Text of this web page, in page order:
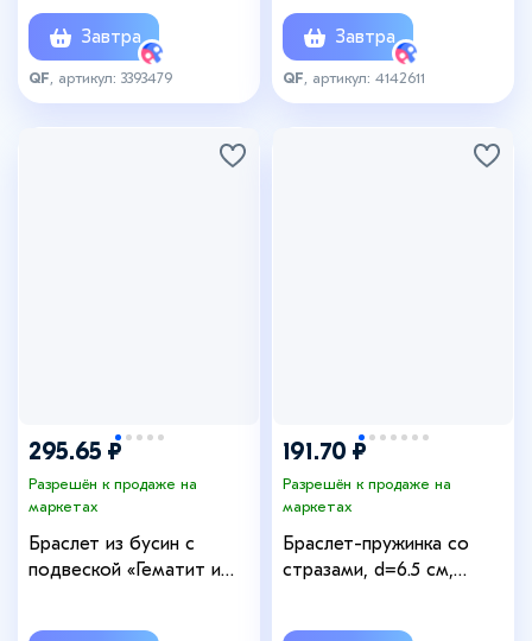
Завтра
QF , артикул: 3393479
Завтра
QF , артикул: 4142611
295.65 ₽
Разрешён к продаже на
маркетах
Браслет из бусин с
подвеской «Гематит и
191.70 ₽
Разрешён к продаже на
маркетах
Браслет-пружинка со
стразами, d=6.5 см,